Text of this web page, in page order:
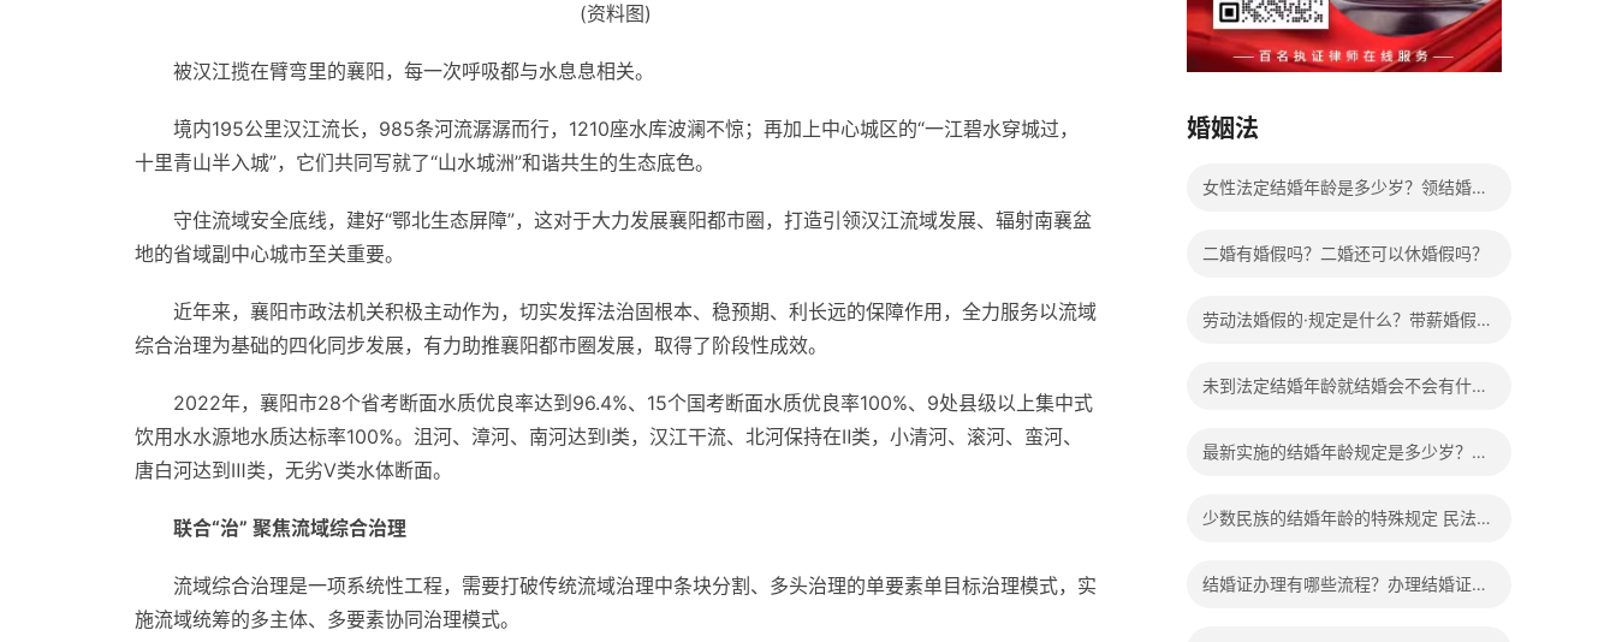
(资料图)
被汉江揽在臂弯里的襄阳，每一次呼吸都与水息息相关。
境内195公里汉江流长，985条河流潺潺而行，1210座水库波澜不惊；再加上中心城区的“一江碧水穿城过，
十里青山半入城”，它们共同写就了“山水城洲”和谐共生的生态底色。
守住流域安全底线，建好“鄂北生态屏障”，这对于大力发展襄阳都市圈，打造引领汉江流域发展、辐射南襄盆
地的省域副中心城市至关重要。
近年来，襄阳市政法机关积极主动作为，切实发挥法治固根本、稳预期、利长远的保障作用，全力服务以流域
综合治理为基础的四化同步发展，有力助推襄阳都市圈发展，取得了阶段性成效。
2022年，襄阳市28个省考断面水质优良率达到96.4%、15个国考断面水质优良率100%、9处县级以上集中式
饮用水水源地水质达标率100%。沮河、漳河、南河达到I类，汉江干流、北河保持在Ⅱ类，小清河、滚河、蛮河、
唐白河达到Ⅲ类，无劣Ⅴ类水体断面。
联合“治” 聚焦流域综合治理
流域综合治理是一项系统性工程，需要打破传统流域治理中条块分割、多头治理的单要素单目标治理模式，实
施流域统筹的多主体、多要素协同治理模式。
婚姻法
女性法定结婚年龄是多少岁？领结婚证
二婚有婚假吗？二婚还可以休婚假吗？
劳动法婚假的·规定是什么？带薪婚假工
未到法定结婚年龄就结婚会不会有什么
最新实施的结婚年龄规定是多少岁？法
少数民族的结婚年龄的特殊规定 民法典
结婚证办理有哪些流程？办理结婚证有